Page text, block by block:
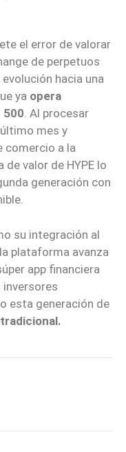
el error de valorar
de perpetuos
hacia una
ya opera
500. Al procesar
mes y
comercio a la
valor de HYPE lo
generación con
su integración al
la plataforma avanza
app financiera
inversores
esta generación de